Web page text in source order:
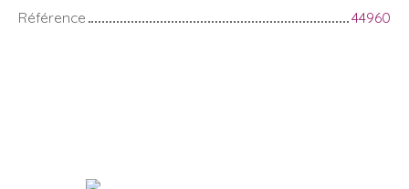
Référence
44960